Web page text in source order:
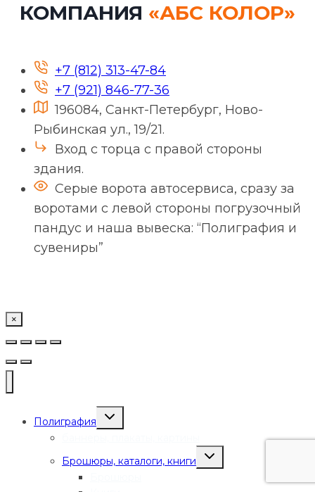
КОМПАНИЯ «АБС КОЛОР»
+7 (812) 313-47-84
+7 (921) 846-77-36
196084, Санкт-Петербург, Ново-
Рыбинская ул., 19/21.
Вход с торца с правой стороны
здания.
Серые ворота автосервиса, сразу за
воротами с левой стороны погрузочный
пандус и наша вывеска: “Полиграфия и
сувениры”
×
Полиграфия
Переключить
Брошюры, каталоги, книги
Переключить